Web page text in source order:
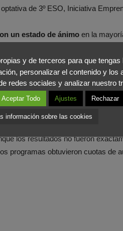
de 3º ESO, Iniciativa
un estado de ánimo en la
deberían introducir en sus
y el talento de la juventud
Emprendimiento para
con resultados muy exitosos,
los resultados no fueron
programas obtuvieron cuotas de
y de terceros para que tengas
personalizar el contenido y los
redes sociales y analizar nuestro
Aceptar Todo Ajustes Rechazar
información sobre las cookies